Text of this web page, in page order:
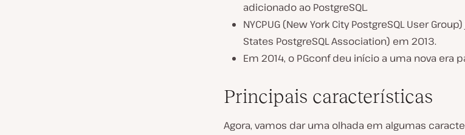
adicionado ao PostgreSQL.
NYCPUG (New York City PostgreSQL User
States PostgreSQL Association) em 2013.
Em 2014, o PGconf deu início a uma nova era
Principais características
Agora, vamos dar uma olhada em algumas